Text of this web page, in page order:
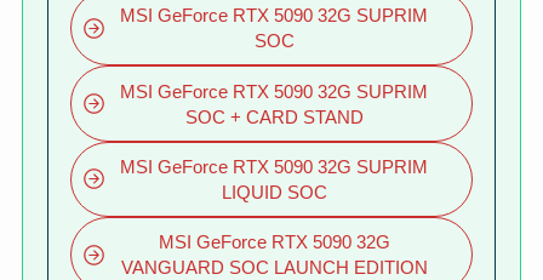
MSI GeForce RTX 5090 32G SUPRIM
SOC
MSI GeForce RTX 5090 32G SUPRIM
SOC + CARD STAND
MSI GeForce RTX 5090 32G SUPRIM
LIQUID SOC
MSI GeForce RTX 5090 32G
VANGUARD SOC LAUNCH EDITION